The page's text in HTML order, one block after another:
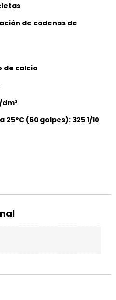
de cadenas de
de calcio
dm³
(60 golpes): 325 1/10